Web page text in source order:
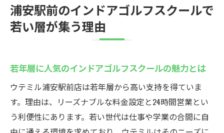
無料バック置き場完備で通いやすさ抜群
若い世代も安心の地域最安値インドアゴル
快適なインドア環境がゴルフデビューを後
押し
地域最安値5000円から！ウテミルの魅力的なゴ
ルフレッスン
地域最安値で始めるインドアゴルフスクー
浦安駅前のインドアゴルフスクールで
若い層が集う理由
若年層に人気のインドアゴルフスクールの魅力とは
ウテミル浦安駅前店は若年層から高い支持を得ていま
す。理由は、リーズナブルな料金設定と24時間営業とい
う利便性にあります。若い世代は仕事や学業の合間に自